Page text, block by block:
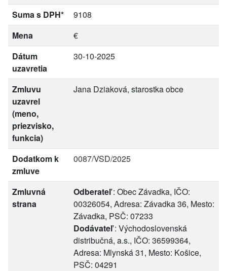
Suma s DPH*
9108
Mena
€
Dátum
uzavretia
30-10-2025
Zmluvu
uzavrel
(meno,
priezvisko,
funkcia)
Jana Dziaková, starostka obce
Dodatkom k
zmluve
0087/VSD/2025
Zmluvná
strana
Odberateľ: Obec Závadka, IČO:
00326054, Adresa: Závadka 36, Mesto:
Závadka, PSČ: 07233
Dodávateľ: Východoslovenská
distribučná, a.s., IČO: 36599364,
Adresa: Mlynská 31, Mesto: Košice,
PSČ: 04291